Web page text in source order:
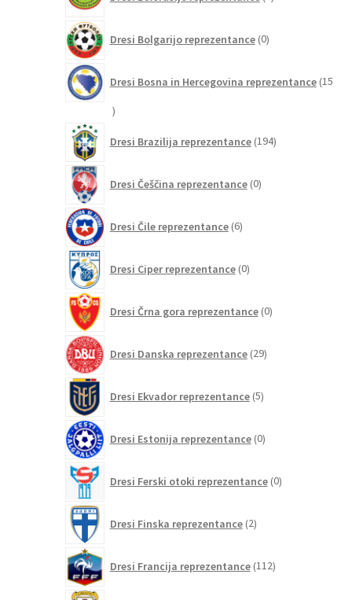
izdelkov
Dresi Bolgarijo reprezentance 0izdelkov
Dresi Bosna in Hercegovina reprezentance 15
15
Dresi Brazilija reprezentance 194izdelkov
Dresi Češčina reprezentance 0izdelkov
Dresi Čile reprezentance 6izdelkov
Dresi Ciper reprezentance 0izdelkov
Dresi Črna gora reprezentance 0izdelkov
Dresi Danska reprezentance 29izdelkov
Dresi Ekvador reprezentance 5izdelkov
Dresi Estonija reprezentance 0izdelkov
Dresi Ferski otoki reprezentance 0izdelkov
Dresi Finska reprezentance 2izdelka
Dresi Francija reprezentance 112izdelkov